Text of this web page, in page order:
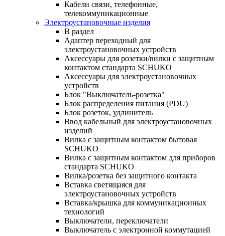
Кабели связи, телефонные,
телекоммуникационные
Электроустановочные изделия
В раздел
Адаптер переходный для
электроустановочных устройств
Аксессуары для розетки/вилки с защитным
контактом стандарта SCHUKO
Аксессуары для электроустановочных
устройств
Блок "Выключатель-розетка"
Блок распределения питания (PDU)
Блок розеток, удлинитель
Ввод кабельный для электроустановочных
изделий
Вилка с защитным контактом бытовая
SCHUKO
Вилка с защитным контактом для приборов
стандарта SCHUKO
Вилка/розетка без защитного контакта
Вставка светящаяся для
электроустановочных устройств
Вставка/крышка для коммуникационных
технологий
Выключатели, переключатели
Выключатель с электронной коммутацией